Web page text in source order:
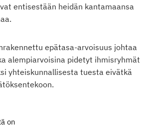
entisestään heidän kantamaansa
epätasa-arvoisuus johtaa
alempiarvoisina pidetyt ihmisryhmät
yhteiskunnallisesta tuesta eivätkä
on